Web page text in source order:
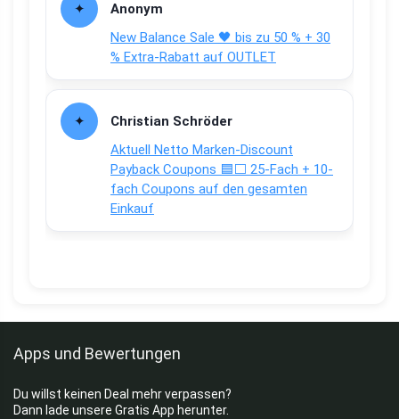
Anonym
New Balance Sale 🖤 bis zu 50 % + 30
% Extra-Rabatt auf OUTLET
Christian Schröder
Aktuell Netto Marken-Discount
Payback Coupons 🟦⬜ 25-Fach + 10-
fach Coupons auf den gesamten
Einkauf
Apps und Bewertungen
Du willst keinen Deal mehr verpassen?
Dann lade unsere Gratis App herunter.